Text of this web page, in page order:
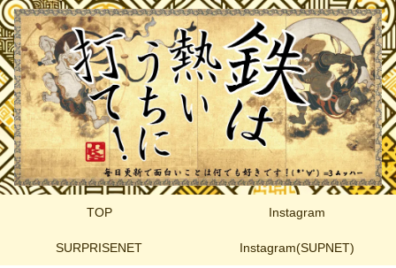
TOP Instagram
SURPRISENET Instagram(SUPNET)